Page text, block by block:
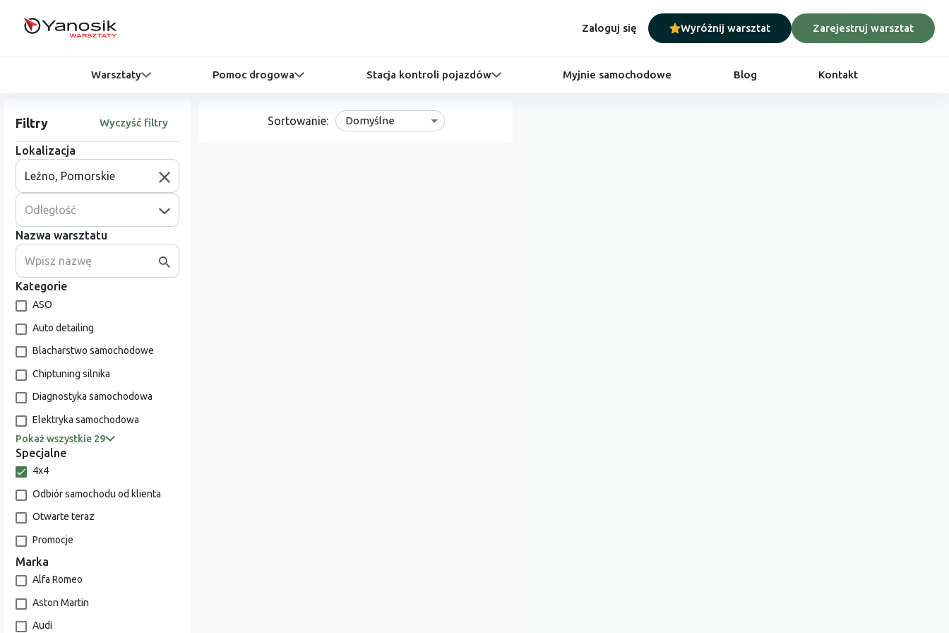
Zaloguj się Wyróżnij warsztat Zarejestruj warsztat
Warsztaty Pomoc drogowa Stacja kontroli pojazdów Myjnie samochodowe Blog Kontakt
Filtry Wyczyść filtry
Lokalizacja
Odległość
Nazwa warsztatu
Kategorie
ASO
Auto detailing
Blacharstwo samochodowe
Chiptuning silnika
Diagnostyka samochodowa
Elektryka samochodowa
Pokaż wszystkie 29
Specjalne
4x4
Odbiór samochodu od klienta
Otwarte teraz
Promocje
Marka
Alfa Romeo
Aston Martin
Audi
Sortowanie: Domyślne